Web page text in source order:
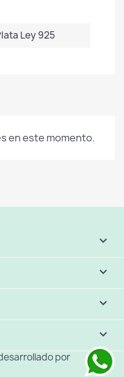
Ley 925
en este momento.



keyboard_arrow_down
por